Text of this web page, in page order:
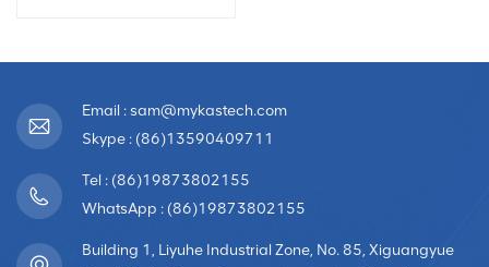
Email : sam@mykastech.com
Skype : (86)13590409711
Tel : (86)19873802155
WhatsApp : (86)19873802155
Building 1, Liyuhe Industrial Zone, No. 85, Xiguangyue